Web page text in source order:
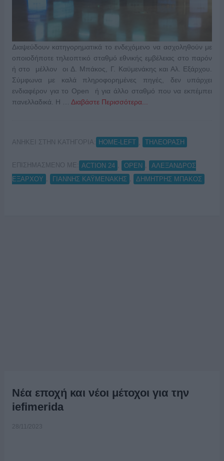
Διαψεύδουν κατηγορηματικά το ενδεχόμενο να ασχοληθούν με
οποιοδήποτε τηλεοπτικό σταθμό εθνικής εμβέλειας στο παρόν
ή στο μέλλον οι Δ. Μπάκος, Γ. Καϋμενάκης και Αλ. Εξάρχου.
Σύμφωνα με καλά πληροφορημένες πηγές, δεν υπάρχει
ενδιαφέρον για το Open ή για άλλο σταθμό που να εκπέμπει
πανελλαδικά. Η … Διαβάστε Περισσότερα...
ΑΝΗΚΕΙ ΣΤΗΝ ΚΑΤΗΓΟΡΙΑ: HOME-LEFT ΤΗΛΕΟΡΑΣΗ
ΕΠΙΣΗΜΑΣΜΕΝΟ ΜΕ: ACTION 24 OPEN
ΑΛΕΞΑΝΔΡΟΣ
ΕΞΑΡΧΟΥ
ΓΙΑΝΝΗΣ ΚΑΫΜΕΝΑΚΗΣ ΔΗΜΗΤΡΗΣ ΜΠΑΚΟΣ
Νέα εποχή και νέοι μέτοχοι για την
iefimerida
28/11/2023